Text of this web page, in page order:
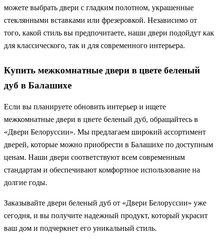
можете выбрать двери с гладким полотном, украшенные
стеклянными вставками или фрезеровкой. Независимо от
того, какой стиль вы предпочитаете, наши двери подойдут как
для классического, так и для современного интерьера.
Купить межкомнатные двери в цвете беленый
дуб в Балашихе
Если вы планируете обновить интерьер и ищете
межкомнатные двери в цвете беленый дуб, обращайтесь в
«Двери Белоруссии». Мы предлагаем широкий ассортимент
дверей, которые можно приобрести в Балашихе по доступным
ценам. Наши двери соответствуют всем современным
стандартам и обеспечивают комфортное использование на
долгие годы.
Заказывайте двери беленый дуб от «Двери Белоруссии» уже
сегодня, и вы получите надежный продукт, который украсит
ваш дом и подчеркнет его уникальный стиль.